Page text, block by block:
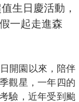
生日慶活動，
一起走進森
開園以來，陪伴
觀星，一年四的
驗，近年受到颱